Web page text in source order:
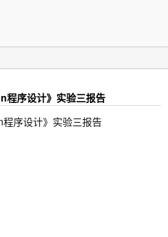
序设计》实验三报告
序设计》实验三报告